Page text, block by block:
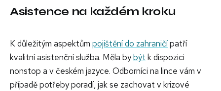
Asistence na každém kroku
K důležitým aspektům pojištění do zahraničípatří
kvalitní asistenční služba. Měla bybýt k dispozici
nonstop a v českém jazyce. Odborníci na lince vám v
případě potřeby poradí, jak se zachovat v krizové